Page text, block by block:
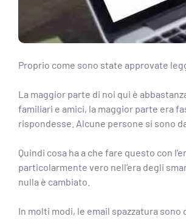
Proprio come sono state approvate
La maggior parte di noi qui è
familiari e amici, la maggior parte era
rispondesse. Alcune persone si sono
Quindi cosa ha a che fare questo con
particolarmente vero nell’era degli
nulla è cambiato.
In molti modi, le email spazzatura